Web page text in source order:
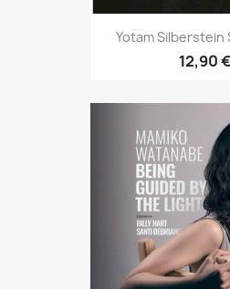
Yotam Silberstein
12,90 €